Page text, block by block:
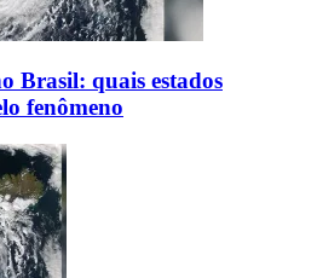
Brasil: quais estados
fenômeno